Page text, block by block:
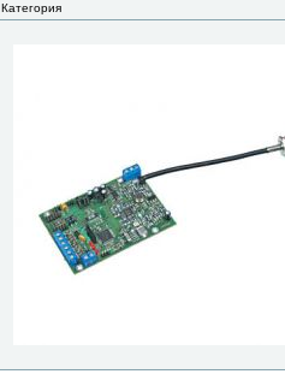
Категория